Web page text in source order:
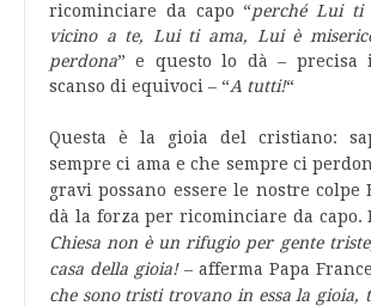
ricominciare da capo “perché Lui ti
vicino a te, Lui ti ama, Lui è
perdona” e questo lo dà – precisa
scanso di equivoci – “A tutti!“
Questa è la gioia del cristiano:
sempre ci ama e che sempre ci
gravi possano essere le nostre colpe
dà la forza per ricominciare da capo.
Chiesa non è un rifugio per gente
casa della gioia!– afferma Papa
che sono tristi trovano in essa la gioia,